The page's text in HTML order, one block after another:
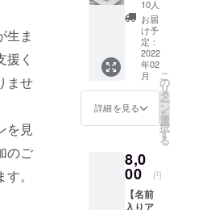
生ま
く
ませ
を見
のご
。
財布と
ペット
ボトル
がス
ポッと
入るサ
イズ
バッグ
イン
も使え
ます。
外出用
のおむ
お届け
できま
す。 上
乗せ支
援も可
能で
す。 利
はご支
援者様
ちょっ
とした
メッ
セージ
作られ
ている
のは、
mamat
anoでこ
れまで
にたく
さんの
素敵な
ださっ
た
【choc
olaterie
ます】
ランチ
営業時
間（火
曜日～
木曜
日 11
時～14
時） ラ
りとな
りま
す。営
業時
【感謝
を込め
て「お
礼の
メー
ル」を
お送り
いたし
ます】
遠方に
いるご
支援者
様にも
この美
10人
お届
け予
定：
2022
年02
月
詳細を見る
こ
の
リ
タ
ー
ン
を
選
択
す
る
8,0
00 円
【名前
入りア